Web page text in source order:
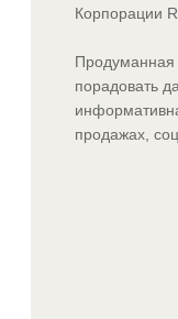
Корпорации
Продуманная
порадовать
продажах,